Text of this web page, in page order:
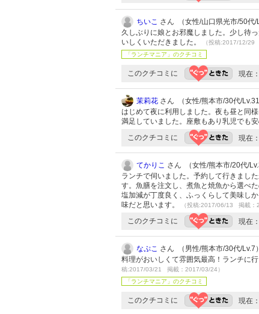
ちいこ さん （女性/山口県光市/50代/
久しぶりに娘とお邪魔しました。少し待
いしくいただきました。
（投稿:2017/12/29
「ランチマニア」のクチコミ
このクチコミに 現在：
茉莉花 さん （女性/熊本市/30代/Lv.31
はじめて夜に利用しました。夜も昼と同
満足していました。座敷もあり乳児でも安
このクチコミに 現在：
てかりこ さん （女性/熊本市/20代/
ランチで伺いました。予約して行きまし
す。魚膳を注文し、煮魚と焼魚から選べ
塩加減が丁度良く、ふっくらして美味し
味だと思います。
（投稿:2017/06/13 掲載：
このクチコミに 現在：
なぷこ さん （男性/熊本市/30代/Lv.7）
料理がおいしくて雰囲気最高！ランチに
稿:2017/03/21 掲載：2017/03/24）
「ランチマニア」のクチコミ
このクチコミに 現在：